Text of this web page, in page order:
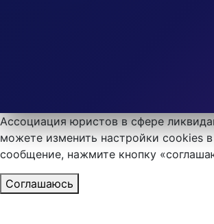
Ассоциация юристов в сфере
можете изменить настройки cookies
сообщение, нажмите кнопку
Соглашаюсь